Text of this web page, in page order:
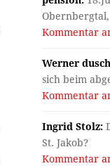
Kommentar
Werner
sich beim
Kommentar
Ingrid Stolz:
St. Jakob?
Kommentar